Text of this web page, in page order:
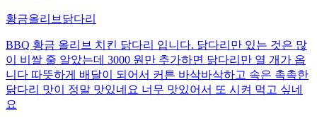
황금올리브닭다리
BBQ 황금 올리브 치킨 닭다리 입니다. 닭다리만 있는 것은 많
이 비쌀 줄 알았는데 3000 원만 추가하면 닭다리만 열 개가 옵
니다 따뜻하게 배달이 되어서 커튼 바삭바삭하고 속은 촉촉한
닭다리 맛이 정말 맛있네요 너무 맛있어서 또 시켜 먹고 싶네
요